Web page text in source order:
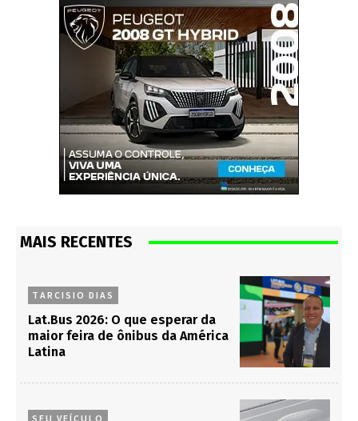
MAIS RECENTES
TARCISIO DIAS
Lat.Bus 2026: O que esperar da
maior feira de ônibus da América
Latina
SEU VEÍCULO